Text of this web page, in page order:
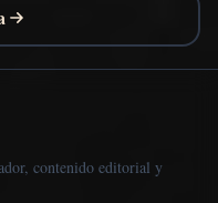
contenido editorial y